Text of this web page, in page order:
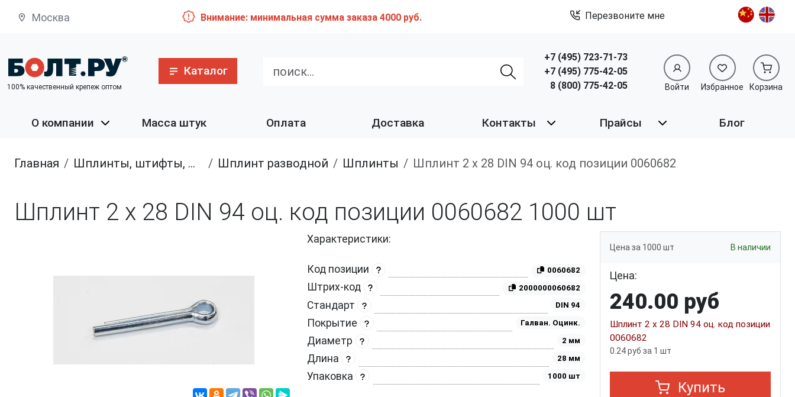
Москва Внимание: минимальная сумма заказа 4000 руб. Перезвоните мне
100% качественный крепеж оптом
Каталог
+7 (495) 723-71-73
+7 (495) 775-42-05
8 (800) 775-42-05
Войти Избранное Корзина
О компании Масса штук Оплата Доставка Контакты Прайсы Блог
Главная шплинты, штифты, шканты Шплинт разводной Шплинты Шплинт 2 х 28 DIN 94 оц. код позиции 0060682
Шплинт 2 х 28 DIN 94 оц. код позиции 0060682 1000 шт
Характеристики:
Код позиции 0060682
Штрих-код 2000000060682
Стандарт DIN 94
Покрытие Галван. Оцинк.
Диаметр 2 мм
Длина 28 мм
Упаковка 1000 шт
Цена за 1000 шт В наличии
Цена:
240.00 руб
Шплинт 2 х 28 DIN 94 оц. код позиции
0060682
0.24 руб за 1 шт
Купить